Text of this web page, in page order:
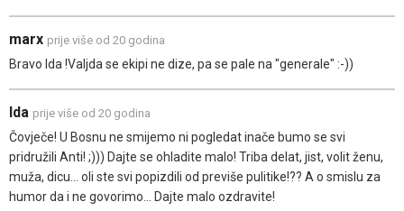
marx prije više od 20 godina
Bravo Ida !Valjda se ekipi ne dize, pa se pale na "generale" :-))
Ida prije više od 20 godina
Čovječe! U Bosnu ne smijemo ni pogledat inače bumo se svi
pridružili Anti! ;))) Dajte se ohladite malo! Triba delat, jist, volit ženu,
muža, dicu... oli ste svi popizdili od previše pulitike!?? A o smislu za
humor da i ne govorimo... Dajte malo ozdravite!